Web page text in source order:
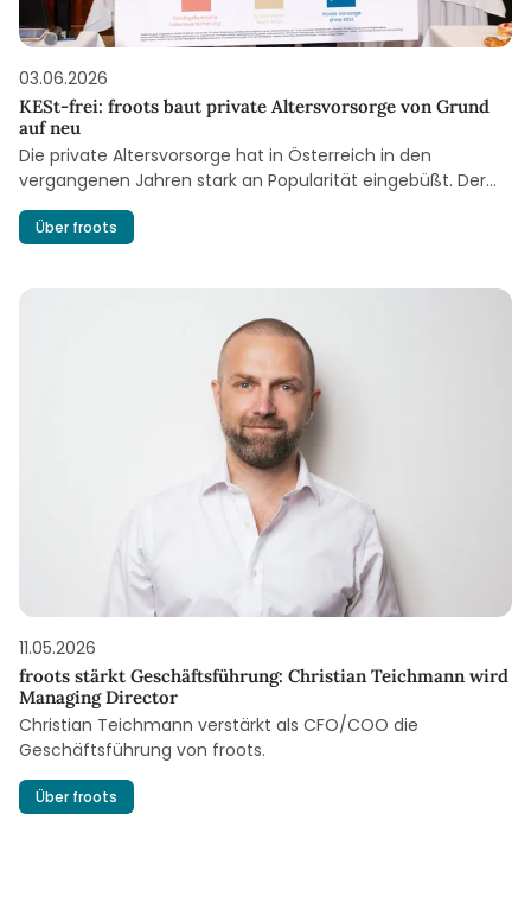
03.06.2026
KESt-frei: froots baut private Altersvorsorge von Grund
auf neu
Die private Altersvorsorge hat in Österreich in den
vergangenen Jahren stark an Popularität eingebüßt. Der
Staat hat die freiwillige Zusatzpension steuerlich
begünstigt – doch bei den Sparerin-nen und Sparern ist
verpasster Reformen jetzt ändern.
Über froots
11.05.2026
froots stärkt Geschäftsführung: Christian Teichmann wird
Managing Director
Christian Teichmann verstärkt als CFO/COO die
Geschäftsführung von froots.
Über froots